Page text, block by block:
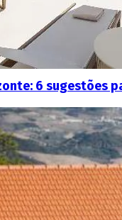
6 sugestões